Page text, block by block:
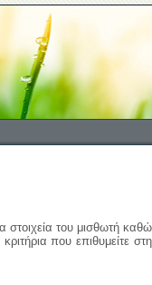
στοιχεία του μισθωτή
που επιθυμείτε